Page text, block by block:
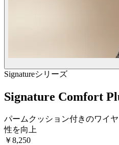
Signatureシリーズ
Signature Comfort
パームクッション付きのワイ
性を向上
￥8,250